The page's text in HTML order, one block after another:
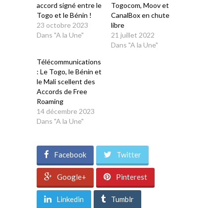
accord signé entre le
Togo et le Bénin !
23 octobre 2023
Dans "A la Une"
Togocom, Moov et
CanalBox en chute
libre
21 juillet 2022
Dans "A la Une"
Télécommunications
: Le Togo, le Bénin et
le Mali scellent des
Accords de Free
Roaming
14 décembre 2023
Dans "A la Une"
Facebook Twitter
Google+ Pinterest
Linkedin Tumblr